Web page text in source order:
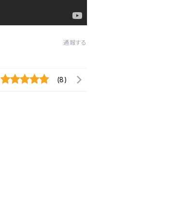
通報する
(8)